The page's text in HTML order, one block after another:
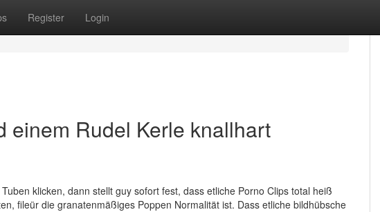
Register Login
einem Rudel Kerle knallhart
klicken, dann stellt guy sofort fest, dass etliche Porno Clips total heiß
fileür die granatenmäßiges Poppen Normalität ist. Dass etliche bildhübsche